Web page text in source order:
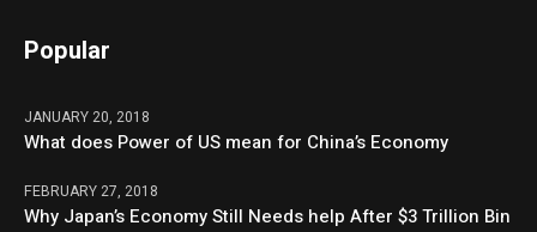
Popular
JANUARY 20, 2018
What does Power of US mean for China’s Economy
FEBRUARY 27, 2018
Why Japan’s Economy Still Needs help After $3 Trillion Bin